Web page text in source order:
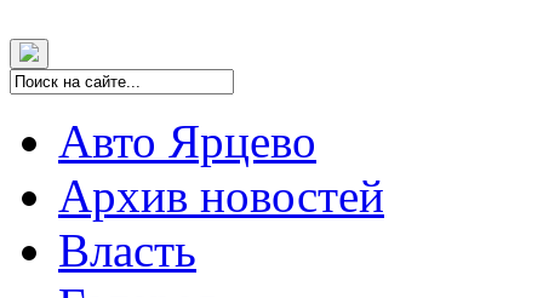
Авто Ярцево
Архив новостей
Власть